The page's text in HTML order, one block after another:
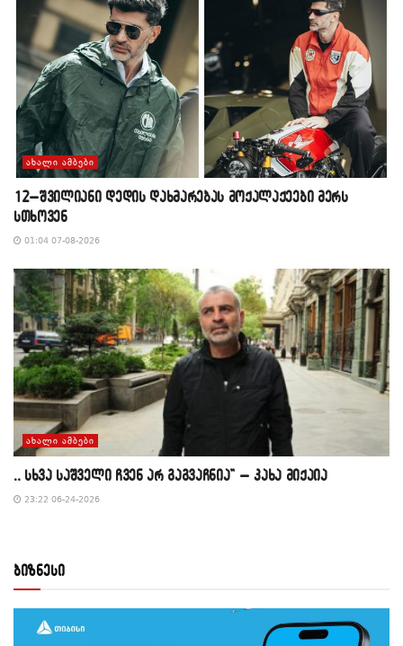
ᲐᲮᲐᲚᲘ ᲐᲛᲑᲔᲑᲘ
12–შვილიანი დედის დახმარებას მოქალაქეები მერს
სთხოვენ
01:04 07-08-2026
ᲐᲮᲐᲚᲘ ᲐᲛᲑᲔᲑᲘ
,, სხვა საშველი ჩვენ არ გაგვაჩნია” – კახა მიქაია
23:22 06-24-2026
ბიზნესი